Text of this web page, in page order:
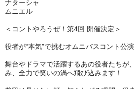
ナターシャ
ムニエル
＜コントやろうぜ！第4回 開催決定＞
役者が“本気”で挑むオムニバスコント公演
舞台やドラマで活躍するあの役者たちが
み、全力で笑いの渦へ飛び込みます！